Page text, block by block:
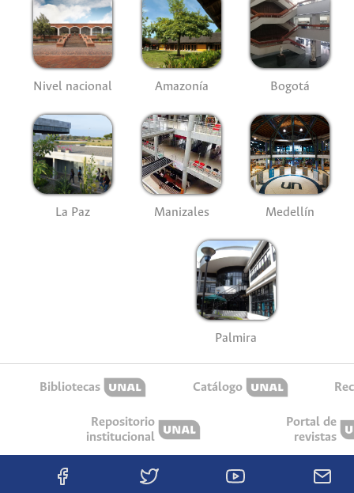
Nivel nacional Amazonía Bogotá
La Paz Manizales Medellín
Palmira
Bibliotecas Catálogo
Repositorio
institucional
Portal de
revistas